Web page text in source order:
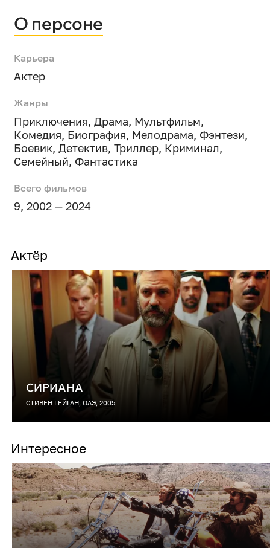
О персоне
Карьера
Актер
Жанры
Приключения, Драма, Мультфильм,
Комедия, Биография, Мелодрама, Фэнтези,
Боевик, Детектив, Триллер, Криминал,
Семейный, Фантастика
Всего фильмов
9, 2002 — 2024
Актёр
СИРИАНА
СТИВЕН ГЕЙГАН, ОАЭ, 2005
Интересное